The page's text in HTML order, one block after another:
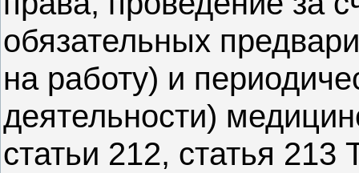
обязательных
на работу) и
деятельности)
статьи 212, статья